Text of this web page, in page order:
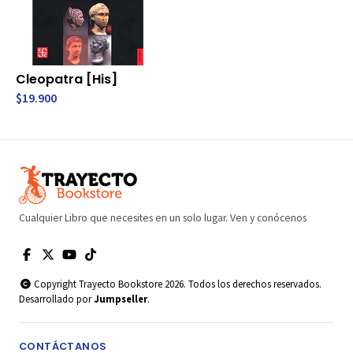
Cleopatra [His]
$19.900
Cualquier Libro que necesites en un solo lugar. Ven y conócenos
Copyright Trayecto Bookstore 2026. Todos los derechos reservados.
Desarrollado porJumpseller.
CONTÁCTANOS